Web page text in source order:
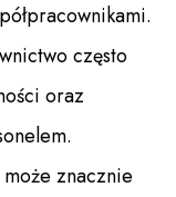
często
oraz
znacznie